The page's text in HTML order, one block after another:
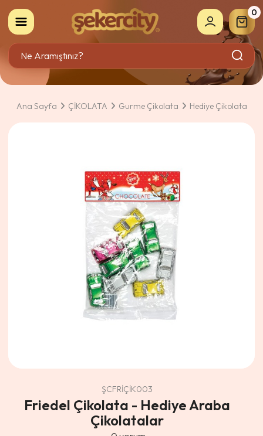
0
Ana Sayfa ÇİKOLATA Gurme Çikolata Hediye Çikolata
ŞCFRİÇİK003
Friedel Çikolata - Hediye Araba
Çikolatalar